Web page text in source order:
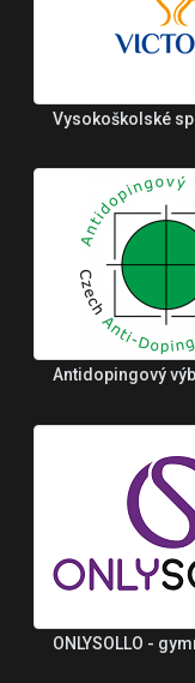
Vysokoškolské
Antidopingový
ONLYSOLLO -